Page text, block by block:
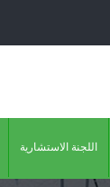
اللجنة الاستشارية